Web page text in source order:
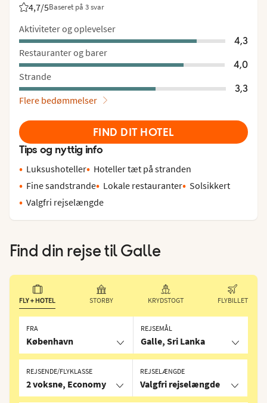
4,7/5Baseret på 3 svar
Bedømmelse fra Spies gæster: 4.7/5
Aktiviteter og oplevelser
4,3
Restauranter og barer
4,0
Strande
3,3
Flere bedømmelser
FIND DIT HOTEL
Tips og nyttig info
Luksushoteller
Hoteller tæt på stranden
Fine sandstrande
Lokale restauranter
Solsikkert
Valgfri rejselængde
Find din rejse til Galle
FLY + HOTEL STORBY KRYDSTOGT FLYBILLET
FRA
København
REJSEMÅL
Galle, Sri Lanka
REJSELÆNGDE
Valgfri rejselængde
REJSENDE/FLYKLASSE
2 voksne, Economy